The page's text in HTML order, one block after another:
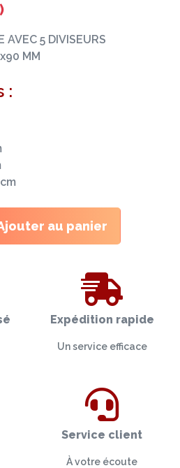
AVEC 5 DIVISEURS
MM
:
au panier
Expédition rapide
Un service efficace
Service client
À votre écoute